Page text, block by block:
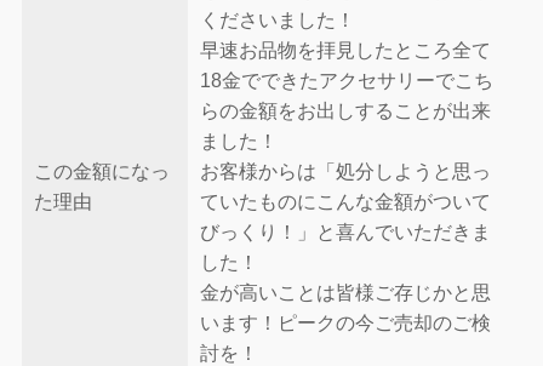
この金額になっ
た理由
くださいました！
早速お品物を拝見したところ全て
18金でできたアクセサリーでこち
らの金額をお出しすることが出来
ました！
お客様からは「処分しようと思っ
ていたものにこんな金額がついて
びっくり！」と喜んでいただきま
した！
金が高いことは皆様ご存じかと思
います！ピークの今ご売却のご検
討を！